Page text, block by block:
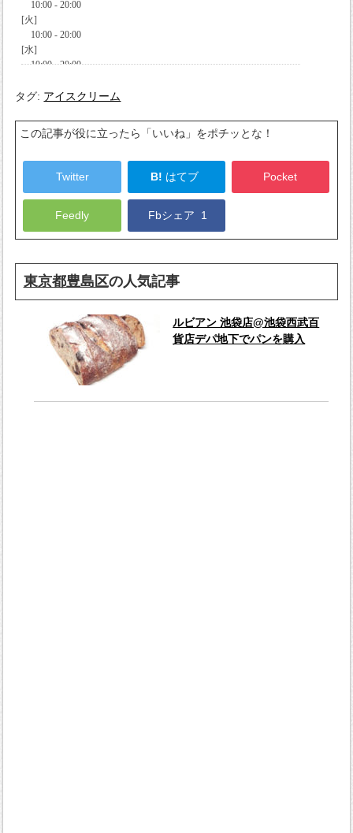
タグ: アイスクリーム
この記事が役に立ったら「いいね」をポチッとな！
Twitter B! はてブ Pocket
Feedly Fbシェア 1
東京都豊島区の人気記事
ルビアン 池袋店@池袋西武百
貨店デパ地下でパンを購入